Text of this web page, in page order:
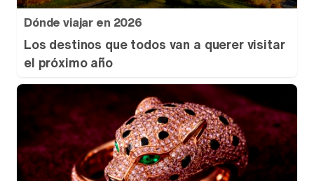
Dónde viajar en 2026
Los destinos que todos van a querer visitar
el próximo año